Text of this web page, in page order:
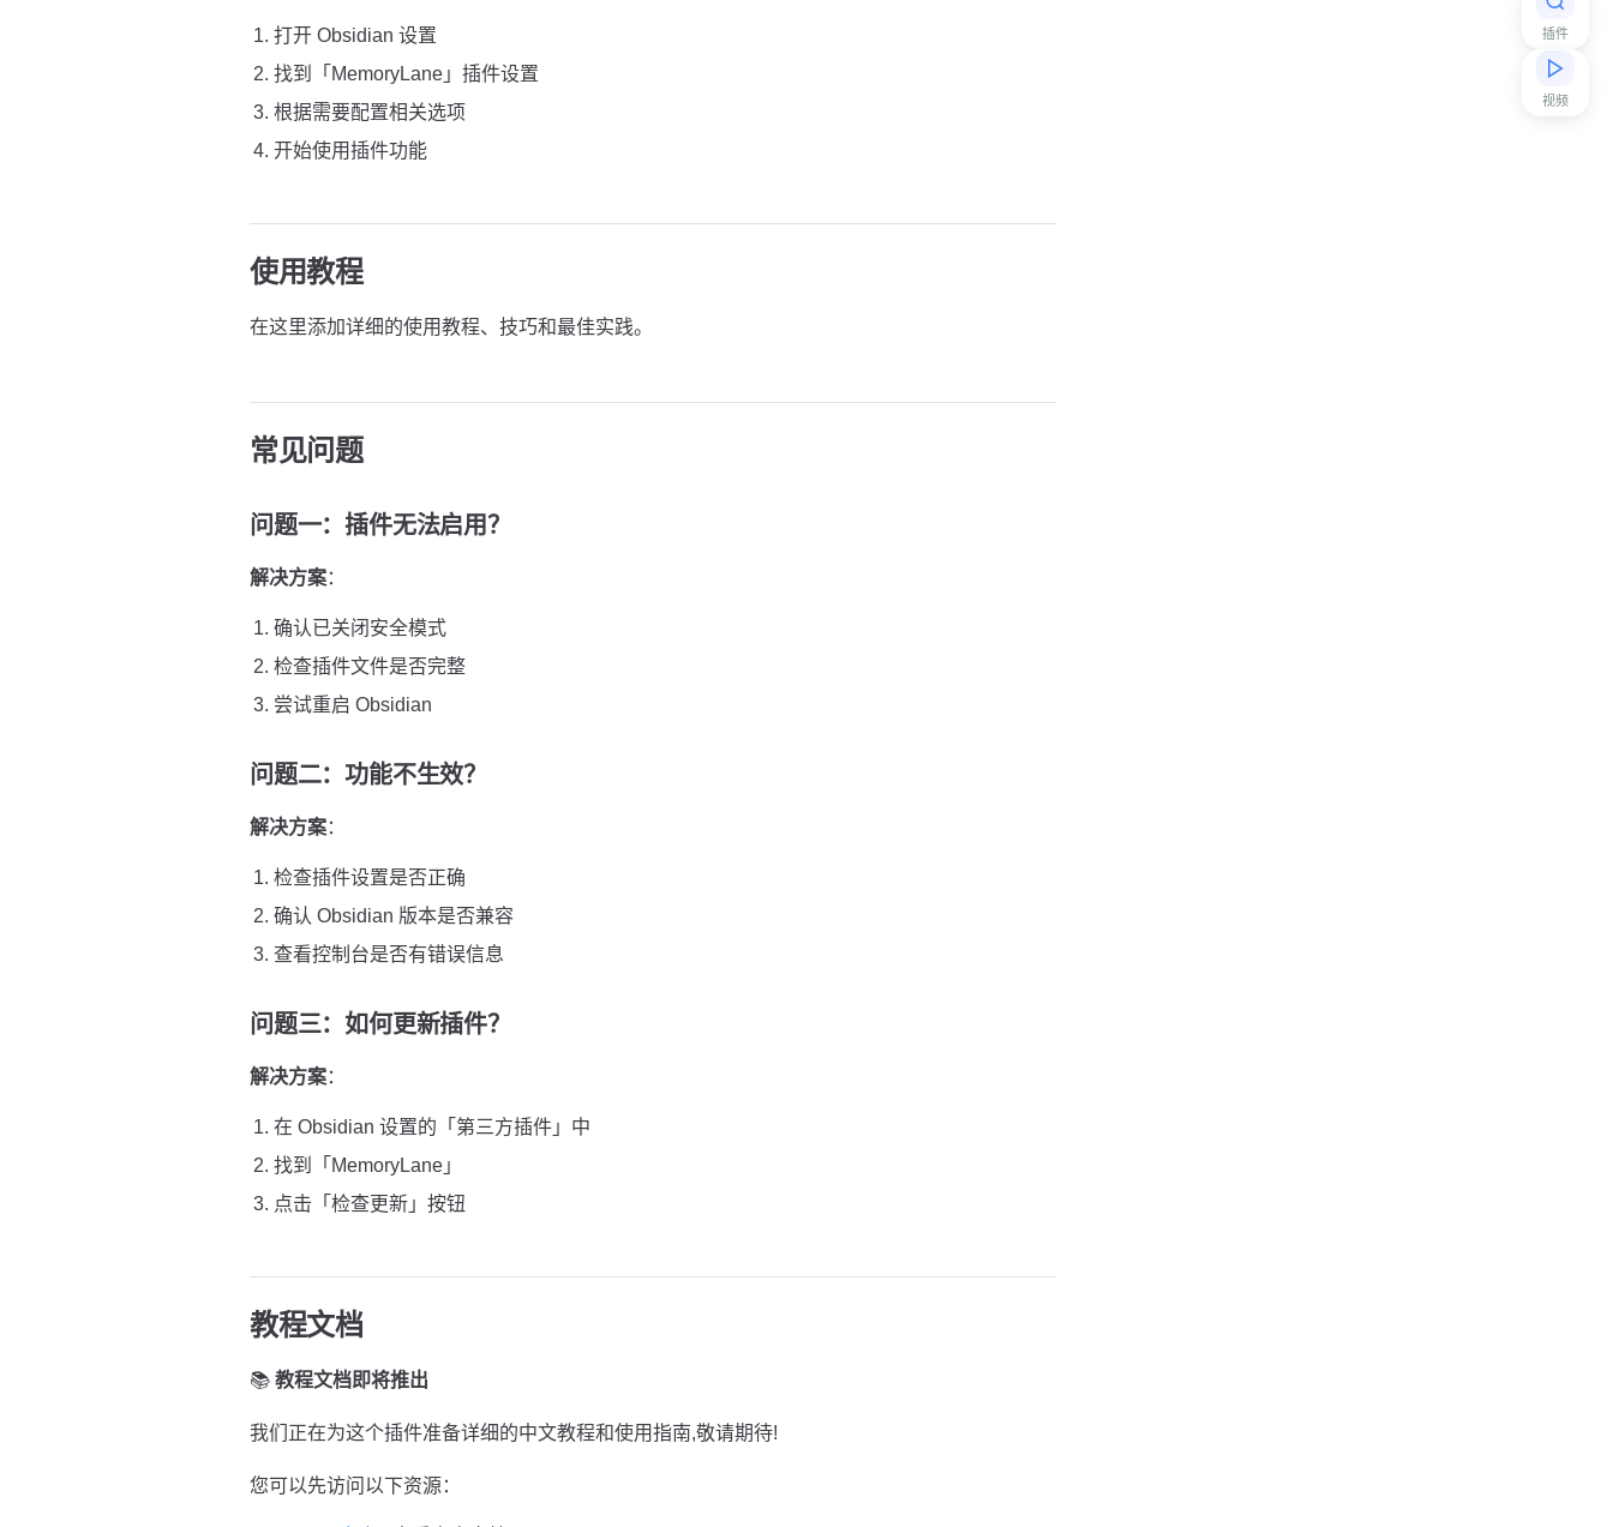
插件
视频
打开 Obsidian 设置
找到「MemoryLane」插件设置
根据需要配置相关选项
开始使用插件功能
使用教程
在这里添加详细的使用教程、技巧和最佳实践。
常见问题
问题一：插件无法启用？
解决方案：
确认已关闭安全模式
检查插件文件是否完整
尝试重启 Obsidian
问题二：功能不生效？
解决方案：
检查插件设置是否正确
确认 Obsidian 版本是否兼容
查看控制台是否有错误信息
问题三：如何更新插件？
解决方案：
在 Obsidian 设置的「第三方插件」中
找到「MemoryLane」
点击「检查更新」按钮
教程文档
📚 教程文档即将推出
我们正在为这个插件准备详细的中文教程和使用指南,敬请期待!
您可以先访问以下资源：